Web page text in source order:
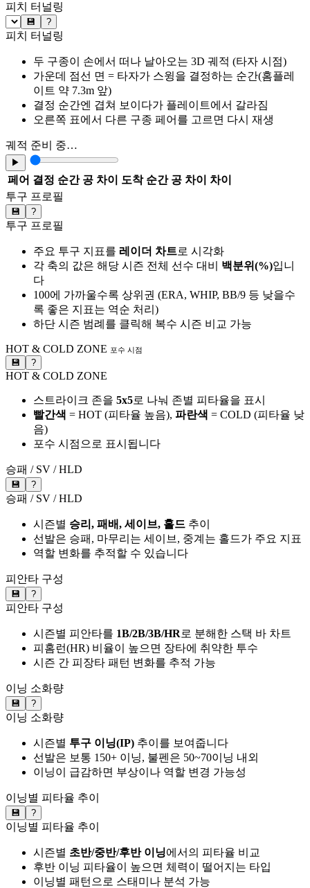
피치 터널링
💾 ?
피치 터널링
두 구종이 손에서 떠나 날아오는 3D 궤적 (타자 시점)
가운데 점선 면 = 타자가 스윙을 결정하는 순간(홈플레
이트 약 7.3m 앞)
결정 순간엔 겹쳐 보이다가 플레이트에서 갈라짐
오른쪽 표에서 다른 구종 페어를 고르면 다시 재생
궤적 준비 중…
▶
페어 결정 순간 공 차이 도착 순간 공 차이
차이
투구 프로필
💾 ?
투구 프로필
주요 투구 지표를 레이더 차트로 시각화
각 축의 값은 해당 시즌 전체 선수 대비 백분위(%)입니
다
100에 가까울수록 상위권 (ERA, WHIP, BB/9 등 낮을수
록 좋은 지표는 역순 처리)
하단 시즌 범례를 클릭해 복수 시즌 비교 가능
HOT & COLD ZONE 포수 시점
💾 ?
HOT & COLD ZONE
스트라이크 존을 5x5로 나눠 존별 피타율을 표시
빨간색 = HOT (피타율 높음), 파란색 = COLD (피타율 낮
음)
포수 시점으로 표시됩니다
승패 / SV / HLD
💾 ?
승패 / SV / HLD
시즌별 승리, 패배, 세이브, 홀드 추이
선발은 승패, 마무리는 세이브, 중계는 홀드가 주요 지표
역할 변화를 추적할 수 있습니다
피안타 구성
💾 ?
피안타 구성
시즌별 피안타를 1B/2B/3B/HR로 분해한 스택 바 차트
피홈런(HR) 비율이 높으면 장타에 취약한 투수
시즌 간 피장타 패턴 변화를 추적 가능
이닝 소화량
💾 ?
이닝 소화량
시즌별 투구 이닝(IP) 추이를 보여줍니다
선발은 보통 150+ 이닝, 불펜은 50~70이닝 내외
이닝이 급감하면 부상이나 역할 변경 가능성
이닝별 피타율 추이
💾 ?
이닝별 피타율 추이
시즌별 초반/중반/후반 이닝에서의 피타율 비교
후반 이닝 피타율이 높으면 체력이 떨어지는 타입
이닝별 패턴으로 스태미나 분석 가능